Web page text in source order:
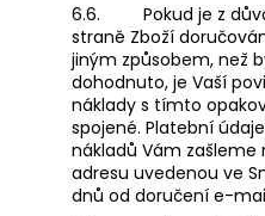
6.6.
Pokud je z
straně Zboží
jiným způsobem, než
dohodnuto, je Vaší
náklady s tímto
spojené. Platební
nákladů Vám zašleme
adresu uvedenou ve
dnů od doručení e-